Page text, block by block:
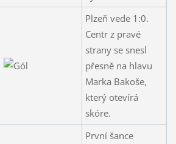
Plzeň vede 1:0.
Centr z pravé
strany se snesl
přesně na hlavu
Marka Bakoše,
který otevírá
skóre.
První šance